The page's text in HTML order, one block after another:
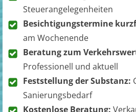
Steuerangelegenheiten
Besichtigungstermine
am Wochenende
Beratung zum
Professionell und aktuell
Feststellung der Substanz:
Sanierungsbedarf
Kostenlose Beratung: